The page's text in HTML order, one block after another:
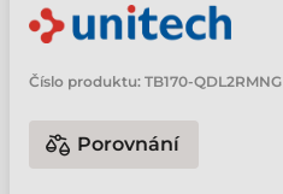
Číslo produktu: TB170-QDL2RMNG
Porovnání